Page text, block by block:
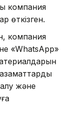
компания
өткізген.
компания
«WhatsApp»
және